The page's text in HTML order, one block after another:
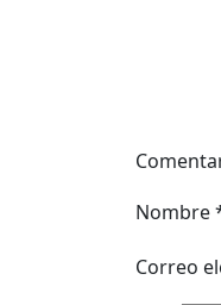
Nombre
Correo